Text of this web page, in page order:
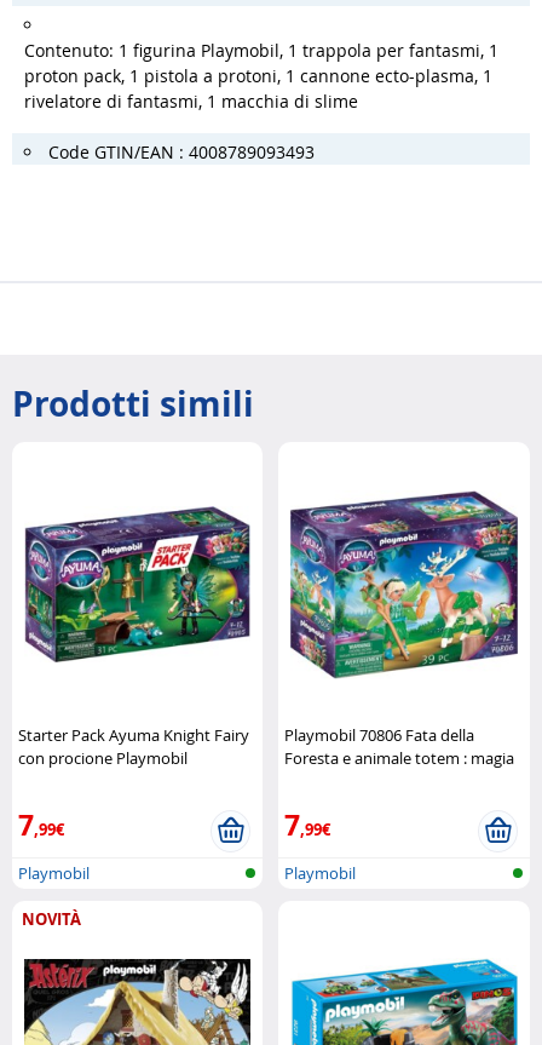
Contenuto: 1 figurina Playmobil, 1 trappola per fantasmi, 1
proton pack, 1 pistola a protoni, 1 cannone ecto-plasma, 1
rivelatore di fantasmi, 1 macchia di slime
Code GTIN/EAN : 4008789093493
Prodotti simili
Starter Pack Ayuma Knight Fairy
con procione Playmobil
7,99€
Playmobil
Playmobil 70806 Fata della
Foresta e animale totem : magia
7,99€
Playmobil
NOVITÀ